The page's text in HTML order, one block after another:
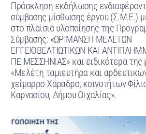
Πρόσκληση εκδήλωσης
σύμβασης μίσθωσης έργου (Σ.Μ.Ε.)
στο πλαίσιο υλοποίησης της
Σύμβασης: «ΩΡΙΜΑΝΣΗ ΜΕΛΕΤΩΝ
ΕΓΓΕΙΟΒΕΛΤΙΩΤΙΚΩΝ ΚΑΙ
ΠΕ ΜΕΣΣΗΝΙΑΣ» και ειδικότερα της
«Μελέτη ταμιευτήρα και
χείμαρρο Χάραδρο, κοινοτήτων
Καρνασίου, Δήμου Οιχαλίας».